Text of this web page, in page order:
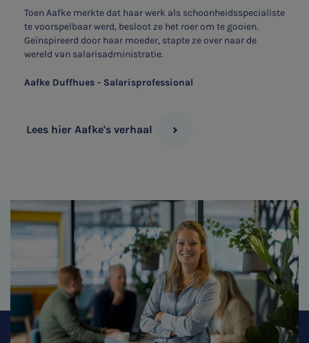
Toen Aafke merkte dat haar werk als schoonheidsspecialiste
te voorspelbaar werd, besloot ze het roer om te gooien.
Geïnspireerd door haar moeder, stapte ze over naar de
wereld van salarisadministratie.
Aafke Duffhues - Salarisprofessional
Lees hier Aafke's verhaal